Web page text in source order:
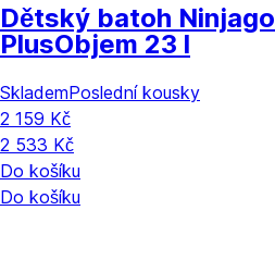
Dětský batoh
PlusObjem 23 l
SklademPoslední kousky
2 159 Kč
2 533 Kč
Do košíku
Do košíku